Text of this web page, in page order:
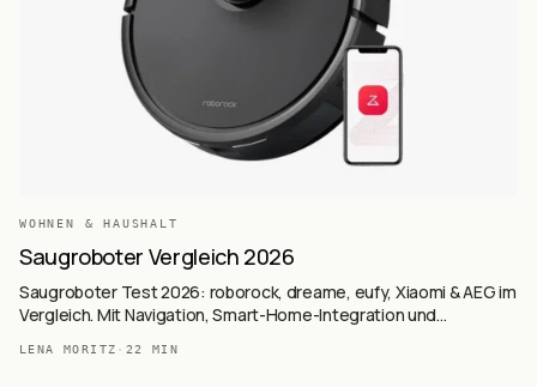
WOHNEN & HAUSHALT
Saugroboter Vergleich 2026
Saugroboter Test 2026: roborock, dreame, eufy, Xiaomi & AEG im
Vergleich. Mit Navigation, Smart-Home-Integration und
LENA MORITZ · 22 MIN